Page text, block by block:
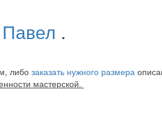
.
либозаказать нужного размера
мастерской.